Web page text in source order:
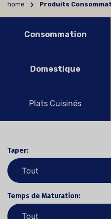
home Produits
Consommation
Domestique
Plats Cuisinés
Taper:
Temps de Maturation: